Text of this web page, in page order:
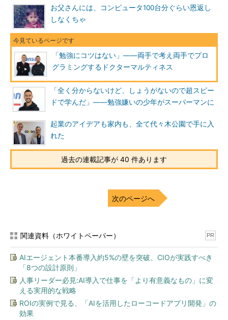
営業にそれを持っていって役に立つかどうかなどを聞き、フィー
ドバックをもらいます。これらを何度か繰り返して、アプリケー
ションの精度を高める、といった具合です。
Sansan」のJuan Martinez（ファン・マルティネス）氏
（右）
ら、貴社が「名刺データの活用を支援する企業」であることは分
思えます。名刺データをコアにしたより広範囲にわたるデータの
利用価値といったことをお考えのように見えるのですが、実際は
どうなのでしょうか。
マルティネス氏名刺の交換から始まるデータというのが出発点
ですが、それをどう分析できるかを研究していると言っていいと
思います。具体的に詳しくお話しはできませんが、データからど
のような意味をくみ取れるか、それによって顧客の生活の質がど
お父さんには、コンピュータ100台分ぐらい恩返し
しなくちゃ
「勉強にコツはない」――両手で考え両手でプロ
グラミングするドクターマルティネス
「全く分からないけど、しょうがないので超スピー
ドで学んだ」――勉強嫌いの少年がスーパーマンに
起業のアイデアも家内も、全て代々木公園で手に入
れた
過去の連載記事が 40 件あります
次のページへ
関連資料（ホワイトペーパー） PR
AIエージェント本番導入約5%の壁を突破、CIOが実践すべき
「8つの設計原則」
人事リーダー必見:AI導入で仕事を「より有意義なもの」に変
える実用的な戦略
ROIの実例で見る、「AIを活用したローコードアプリ開発」の
効果